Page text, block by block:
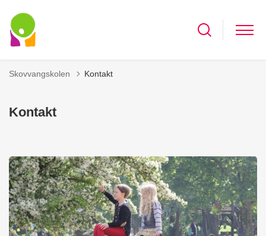
Skovvangskolen Kontakt
Kontakt